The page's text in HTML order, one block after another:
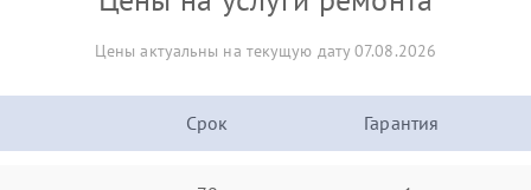
Цены актуальны на текущую дату 07.08.2026
Срок Гарантия